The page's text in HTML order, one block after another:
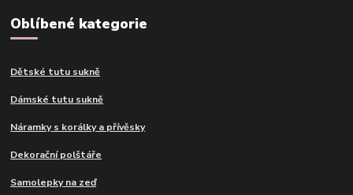
Oblíbené kategorie
Dětské tutu sukně
Dámské tutu sukně
Náramky s korálky a přívěsky
Dekorační polštáře
Samolepky na zeď